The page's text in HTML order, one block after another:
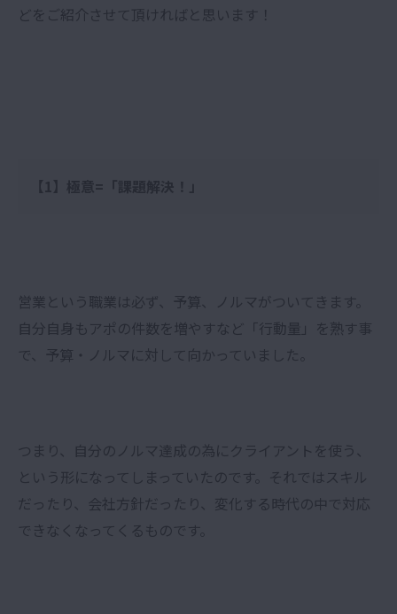
どをご紹介させて頂ければと思います！
【1】極意=「課題解決！」
営業という職業は必ず、予算、ノルマがついてきます。
自分自身もアポの件数を増やすなど「行動量」を熟す事
で、予算・ノルマに対して向かっていました。
つまり、自分のノルマ達成の為にクライアントを使う、
という形になってしまっていたのです。それではスキル
だったり、会社方針だったり、変化する時代の中で対応
できなくなってくるものです。